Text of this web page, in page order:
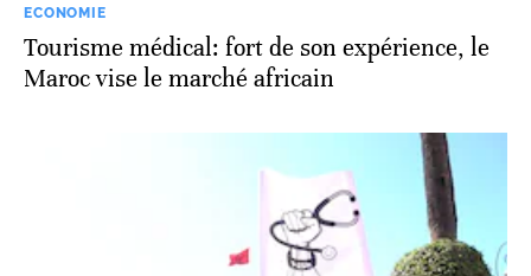
ECONOMIE
Tourisme médical: fort de son expérience, le
Maroc vise le marché africain